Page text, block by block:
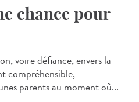
chance pour
voire défiance, envers la
compréhensible,
parents au moment où...